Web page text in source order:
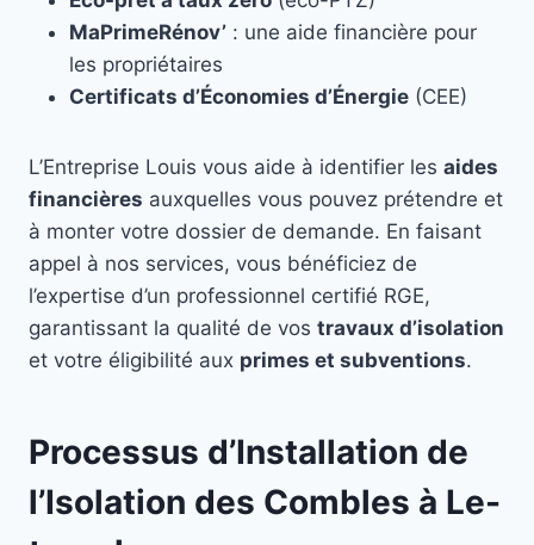
MaPrimeRénov’ : une aide financière pour
les propriétaires
Certificats d’Économies d’Énergie (CEE)
L’Entreprise Louis vous aide à identifier les aides
financières auxquelles vous pouvez prétendre et
à monter votre dossier de demande. En faisant
appel à nos services, vous bénéficiez de
l’expertise d’un professionnel certifié RGE,
garantissant la qualité de vos travaux d’isolation
et votre éligibilité aux primes et subventions.
Processus d’Installation de
l’Isolation des Combles à Le-